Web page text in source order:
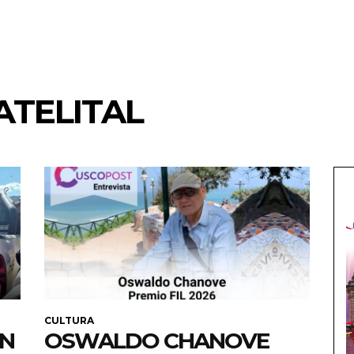
CULTURA
OSWALDO CHANOVE